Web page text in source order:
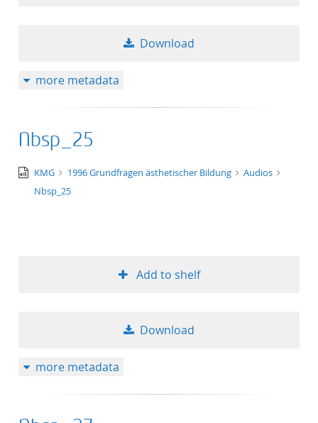
Download
more metadata
Nbsp_25
audio/x-
wav
KMG 1996 Grundfragen ästhetischer Bildung
Audios
Nbsp_25
Add to shelf
Download
more metadata